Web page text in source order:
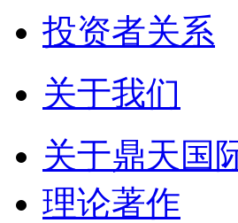
投资者关系
关于我们
关于鼎天国
理论著作